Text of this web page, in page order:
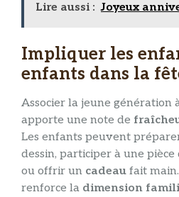
Lire aussi : Joyeux
Impliquer les
enfants dans la
Associer la jeune génération
apporte une note de
Les enfants peuvent
dessin, participer à une
ou offrir un cadeau fait
renforce la dimension